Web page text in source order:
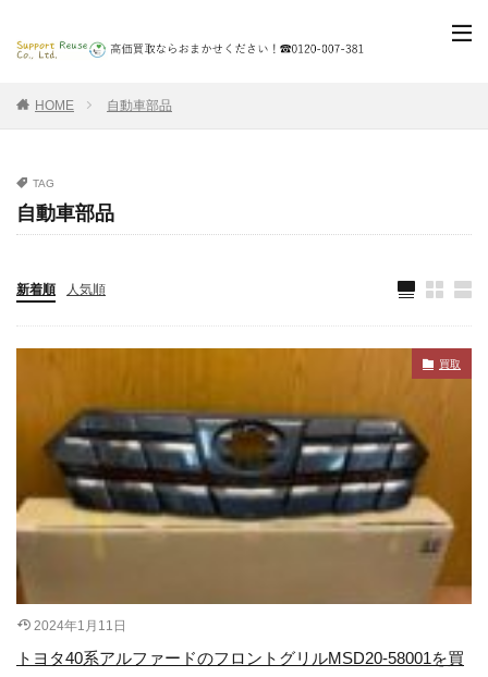
HOME 自動車部品
TAG
自動車部品
新着順 人気順
買取
2024年1月11日
トヨタ40系アルファードのフロントグリルMSD20-58001を買